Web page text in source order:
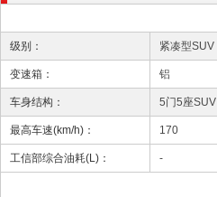
级别： 紧凑型SUV
变速箱： 铝
车身结构： 5门5座SUV
最高车速(km/h)： 170
工信部综合油耗(L)： -